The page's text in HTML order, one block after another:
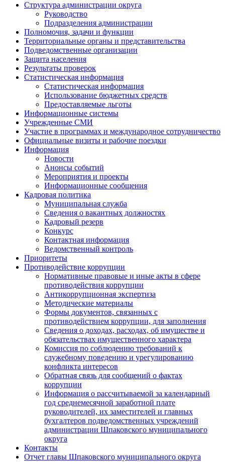
Структура администрации округа
Руководство
Подразделения администрации
Полномочия, задачи и функции
Территориальные органы и представительства
Подведомственные организации
Защита населения
Результаты проверок
Статистическая информация
Статистическая информация
Использование бюджетных средств
Предоставляемые льготы
Информационные системы
Учрежденные СМИ
Участие в программах и международное сотрудничество
Официальные визиты и рабочие поездки
Информация
Новости
Анонсы событий
Мероприятия и проекты
Информационные сообщения
Кадровая политика
Муниципальная служба
Сведения о вакантных должностях
Кадровый резерв
Конкурс
Контактная информация
Ведомственный контроль
Приоритеты
Противодействие коррупции
Нормативные правовые и иные акты в сфере
противодействия коррупции
Антикоррупционная экспертиза
Методические материалы
Формы документов, связанных с
противодействием коррупции, для заполнения
Сведения о доходах, расходах, об имуществе и
обязательствах имущественного характера
Комиссия по соблюдению требований к
служебному поведению и урегулированию
конфликта интересов
Обратная связь для сообщений о фактах
коррупции
Информация о рассчитываемой за календарный
год среднемесячной заработной плате
руководителей, их заместителей и главных
бухгалтеров подведомственных учреждений
администрации Шпаковского муниципального
округа
Контакты
Отчет главы Шпаковского муниципального округа